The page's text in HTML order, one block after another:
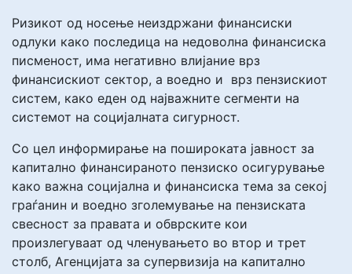
Ризикот од носење неиздржани финансиски
одлуки како последица на недоволна финансиска
писменост, има негативно влијание врз
финансискиот сектор, а воедно и врз пензискиот
систем, како еден од најважните сегменти на
системот на социјалната сигурност.
Со цел информирање на пошироката јавност за
капитално финансираното пензиско осигурување
како важна социјална и финансиска тема за секој
граѓанин и воедно зголемување на пензиската
свесност за правата и обврските кои
произлегуваат од членувањето во втор и трет
столб, Агенцијата за супервизија на капитално